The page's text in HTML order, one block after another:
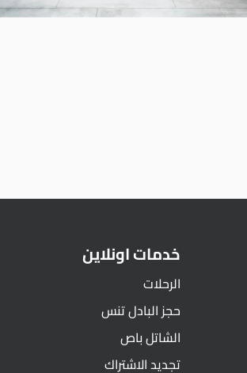
خدمات اونلاين
الرحلات
حجز البادل تنس
الشاتل باص
تجديد الاشتراك